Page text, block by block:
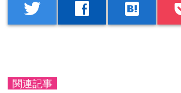
twitter facebook hatenabookmark
関連記事